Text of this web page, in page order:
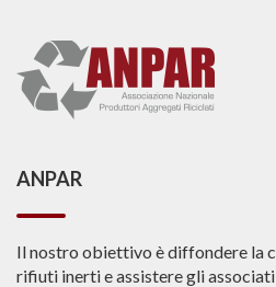
ANPAR
Il nostro obiettivo è diffondere la
rifiuti inerti e assistere gli